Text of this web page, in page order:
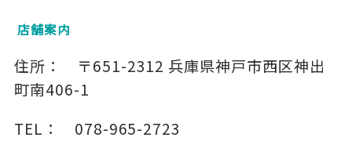
店舗案内
住所： 〒651-2312 兵庫県神戸市西区神出
町南406-1
TEL：
078-965-2723